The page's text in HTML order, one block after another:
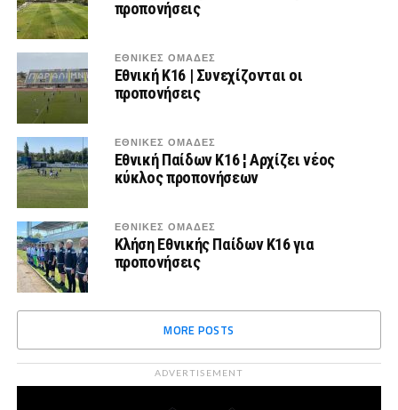
προπονήσεις
ΕΘΝΙΚΕΣ ΟΜΑΔΕΣ
Εθνική Κ16 | Συνεχίζονται οι
προπονήσεις
ΕΘΝΙΚΕΣ ΟΜΑΔΕΣ
Εθνική Παίδων Κ16 ¦ Αρχίζει νέος
κύκλος προπονήσεων
ΕΘΝΙΚΕΣ ΟΜΑΔΕΣ
Κλήση Εθνικής Παίδων Κ16 για
προπονήσεις
MORE POSTS
ADVERTISEMENT